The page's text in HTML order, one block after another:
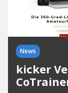
News
kicker